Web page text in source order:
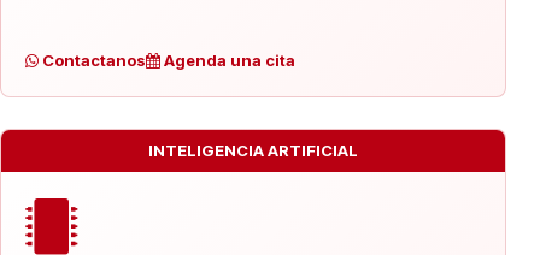
Contactanos Agenda una cita
INTELIGENCIA ARTIFICIAL